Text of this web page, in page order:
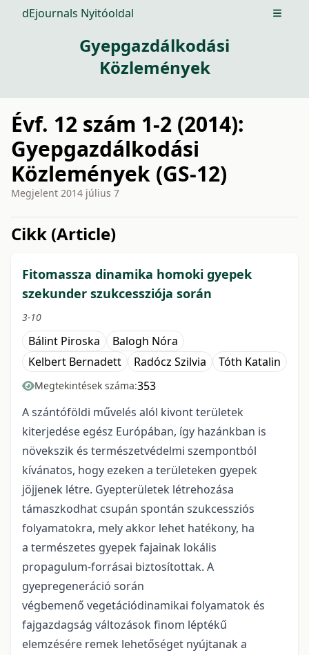
dEjournals Nyitóoldal Open
Gyepgazdálkodási
Közlemények
Évf. 12 szám 1-2 (2014):
Gyepgazdálkodási
Közlemények (GS-12)
Megjelent 2014 július 7
Cikk (Article)
Fitomassza dinamika homoki gyepek
szekunder szukcessziója során
3-10
Bálint Piroska
Balogh Nóra
Kelbert Bernadett
Radócz Szilvia Tóth Katalin
Megtekintések száma:353
A szántóföldi művelés alól kivont területek
kiterjedése egész Európában, így hazánkban is
növekszik és természetvédelmi szempontból
kívánatos, hogy ezeken a területeken gyepek
jöjjenek létre. Gyepterületek létrehozása
támaszkodhat csupán spontán szukcessziós
folyamatokra, mely akkor lehet hatékony, ha
a természetes gyepek fajainak lokális
propagulum-forrásai biztosítottak. A
gyepregeneráció során
végbemenő vegetációdinamikai folyamatok és
fajgazdagság változások finom léptékű
elemzésére remek lehetőséget nyújtanak a